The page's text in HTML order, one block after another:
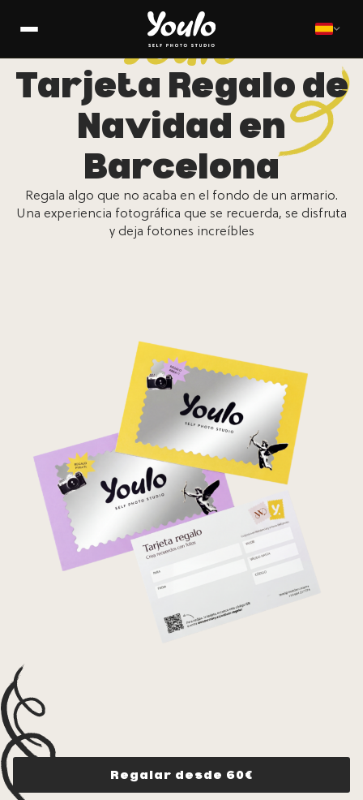
Tarjeta Regalo de
Navidad en
Barcelona
Regala algo que no acaba en el fondo de un armario.
Una experiencia fotográfica que se recuerda, se disfruta
y deja fotones increíbles
Regalar desde 60€